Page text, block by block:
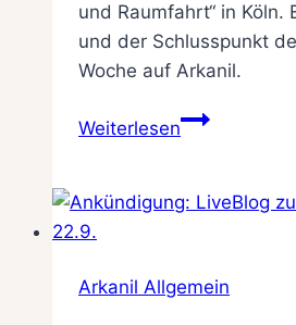
und Raumfahrt“ in Köln.
und der Schlusspunkt
Woche auf Arkanil.
WeiterlesenLiveblog
in
Arkanil Allgemein